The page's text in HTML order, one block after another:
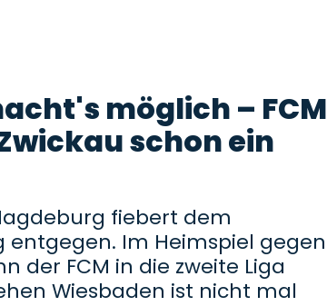
möglich – FCM
schon ein
fiebert dem
Im Heimspiel gegen
der FCM in die zweite Liga
Wiesbaden ist nicht mal